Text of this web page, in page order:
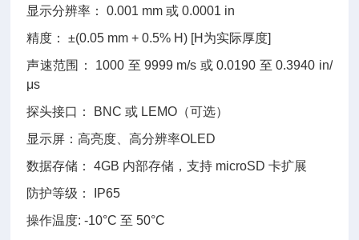
显示分辨率： 0.001 mm 或 0.0001 in
精度： ±(0.05 mm + 0.5% H) [H为实际厚度]
声速范围： 1000 至 9999 m/s 或 0.0190 至 0.3940 in/
μs
探头接口： BNC 或 LEMO（可选）
显示屏：高亮度、高分辨率OLED
数据存储： 4GB 内部存储，支持 microSD 卡扩展
防护等级： IP65
操作温度: -10°C 至 50°C